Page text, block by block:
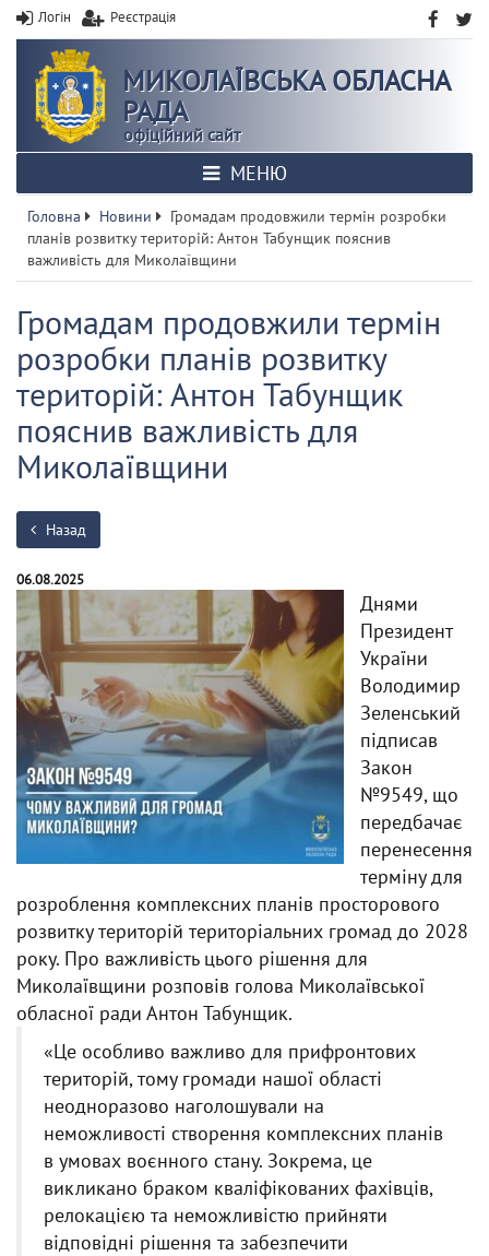
Логін Реєстрація
МИКОЛАЇВСЬКА ОБЛАСНА
РАДА
офіційний сайт
МЕНЮ
Головна Новини
Громадам продовжили термін розробки
планів розвитку територій: Антон Табунщик пояснив
важливість для Миколаївщини
Громадам продовжили термін
розробки планів розвитку
територій: Антон Табунщик
пояснив важливість для
Миколаївщини
Назад
06.08.2025
Днями
Президент
України
Володимир
Зеленський
підписав
Закон
№9549, що
передбачає
перенесення
терміну для
розроблення комплексних планів просторового
розвитку територій територіальних громад до 2028
року. Про важливість цього рішення для
Миколаївщини розповів голова Миколаївської
обласної ради Антон Табунщик.
«Це особливо важливо для прифронтових
територій, тому громади нашої області
неодноразово наголошували на
неможливості створення комплексних планів
в умовах воєнного стану. Зокрема, це
викликано браком кваліфікованих фахівців,
релокацією та неможливістю прийняти
відповідні рішення та забезпечити